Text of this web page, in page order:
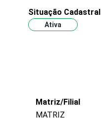
Situação Cadastral
Ativa
Matriz/Filial
MATRIZ